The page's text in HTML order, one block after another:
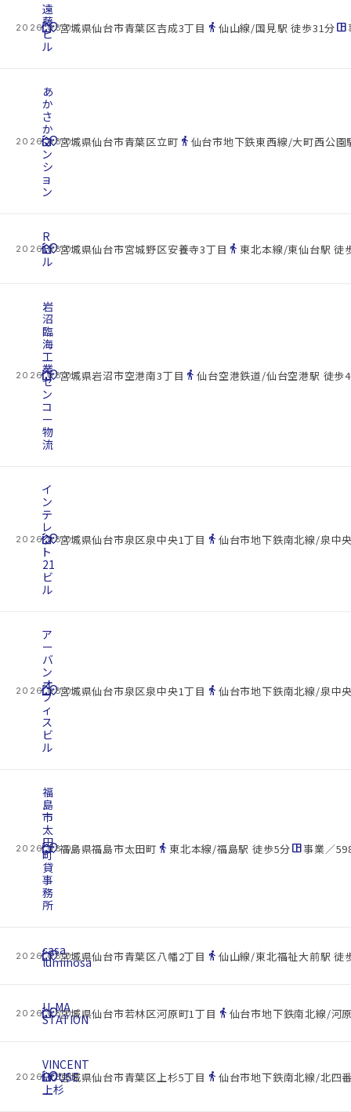
2026.08.07
cottage
遠
藤
ビ
ル
location_on宮城県仙台市青葉区吉成3丁目 directions_walk 仙山線/国見駅 徒歩31分space_dashboard
2026.08.07
cottage
あ
か
さ
か
マ
ン
シ
ョ
ン
location_on宮城県仙台市青葉区立町 directions_walk 仙台市地下鉄東西線/大町西公園
2026.08.07
cottage
R
ビ
ル
location_on宮城県仙台市宮城野区安養寺3丁目 directions_walk 東北本線/東仙台駅 徒
2026.08.07
cottage
岩
沼
臨
海
工
業
セ
ン
コ
ー
物
流
location_on宮城県岩沼市空港南3丁目 directions_walk仙台空港鉄道/仙台空港駅 徒歩
2026.08.07
cottage
イ
ン
テ
レ
ク
ト
21
ビ
ル
location_on宮城県仙台市泉区泉中央1丁目 directions_walk 仙台市地下鉄南北線/泉中
2026.08.07
cottage
ア
ー
バ
ン
オ
フ
ィ
ス
ビ
ル
location_on宮城県仙台市泉区泉中央1丁目 directions_walk 仙台市地下鉄南北線/泉中
2026.08.07
cottage
福
島
市
太
田
町
貸
事
務
所
location_on福島県福島市太田町 directions_walk 東北本線/福島駅 徒歩5分space_dashboard事業／
2026.08.07
cottage
casa
luminosa
location_on宮城県仙台市青葉区八幡2丁目 directions_walk 仙山線/東北福祉大前駅 徒
2026.08.07
cottage
U-MA
STATION
location_on宮城県仙台市若林区河原町1丁目 directions_walk 仙台市地下鉄南北線/河
2026.08.07
cottage
VINCENT
HOUSE
上杉
location_on宮城県仙台市青葉区上杉5丁目 directions_walk 仙台市地下鉄南北線/北四